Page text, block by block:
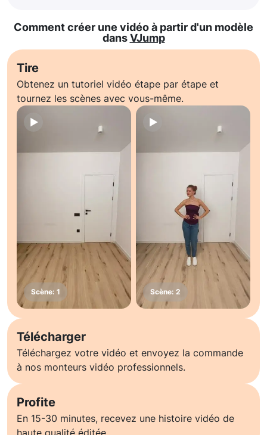
Comment créer une vidéo à partir d'un modèle
dansVJump
Tire
Obtenez un tutoriel vidéo étape par étape et
tournez les scènes avec vous-même.
Télécharger
Téléchargez votre vidéo et envoyez la commande
à nos monteurs vidéo professionnels.
Profite
En 15-30 minutes, recevez une histoire vidéo de